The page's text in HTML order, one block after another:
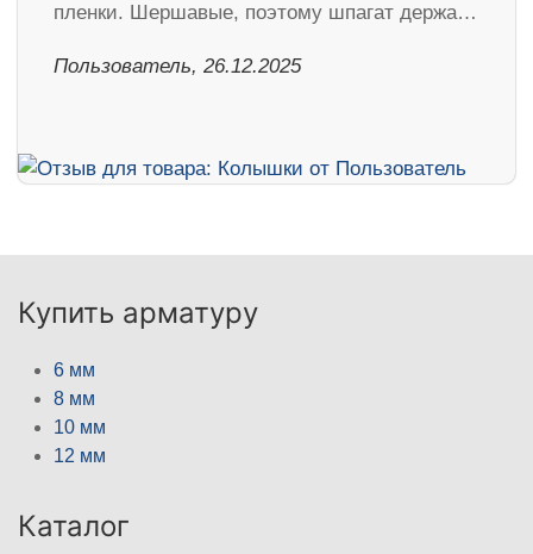
пленки. Шершавые, поэтому шпагат держа…
Пользователь, 26.12.2025
Купить арматуру
6 мм
8 мм
10 мм
12 мм
Каталог